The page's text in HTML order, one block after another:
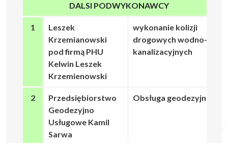
DALSI PODWYKONAWCY
1
Leszek
Krzemianowski
pod firmą PHU
Kelwin Leszek
Krzemienowski
wykonanie kolizji
drogowych wodno-
kanalizacyjnych
2
Przedsiębiorstwo
Geodezyjno
Usługowe Kamil
Sarwa
Obsługa geodezyjna